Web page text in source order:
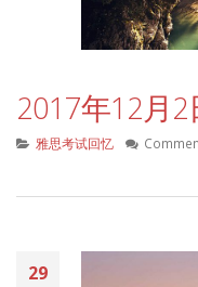
2017年12月
雅思考试回忆
29